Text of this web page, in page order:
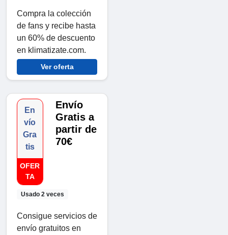
Compra la colección
de fans y recibe hasta
un 60% de descuento
en klimatizate.com.
Ver oferta
En
vío
Gra
tis
OFER
TA
Usado 2 veces
Envío
Gratis a
partir de
70€
Consigue servicios de
envío gratuitos en